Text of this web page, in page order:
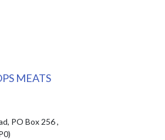
MEATS
PO Box 256 ,